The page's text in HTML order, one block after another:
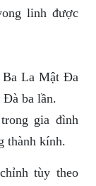
linh được
Ba La Mật Đa
ba lần.
gia đình
thành kính.
tùy theo